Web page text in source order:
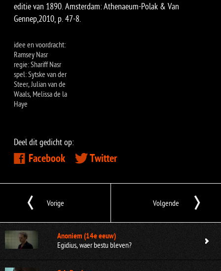
editie van 1890. Amsterdam: Athenaeum-Polak & Van
Gennep,2010, p. 47-8.
idee en voordracht:
Ramsey Nasr
regie: Shariff Nasr
spel: Sytske van der
Steer, Julian van de
Waals, Melissa de la
Haye
Deel dit gedicht op:
Facebook Twitter
Vorige Volgende
Anoniem (14e eeuw)
Egidius, waer bestu bleven?